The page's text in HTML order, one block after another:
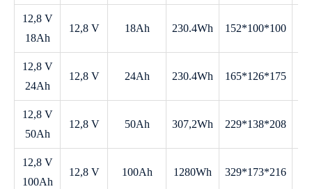
12,8 V
18Ah
12,8 V 18Ah 230.4Wh 152*100*100
12,8 V
24Ah
12,8 V 24Ah 230.4Wh 165*126*175
12,8 V
50Ah
12,8 V 50Ah 307,2Wh 229*138*208
12,8 V
100Ah
12,8 V 100Ah 1280Wh 329*173*216